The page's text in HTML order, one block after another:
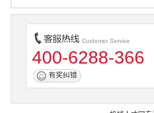
400-6288-366
有奖纠错